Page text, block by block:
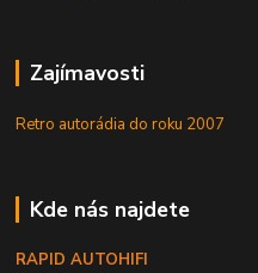
Zajímavosti
Retro autorádia do roku 2007
Kde nás najdete
RAPID AUTOHIFI